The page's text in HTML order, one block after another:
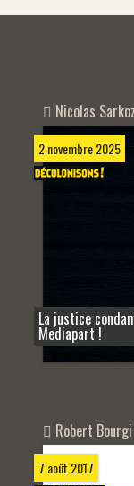
Nicolas
2 novembre 2025
La justice
Mediapart !
Robert Bourgi
7 août 2017